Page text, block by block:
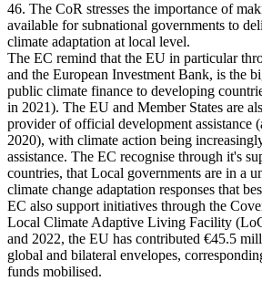
46. The CoR stresses the importance of
available for subnational governments to
climate adaptation at local level.
The EC remind that the EU in particular
and the European Investment Bank, is the
public climate finance to developing
in 2021). The EU and Member States are
provider of official development assistance
2020), with climate action being
assistance. The EC recognise through it's
countries, that Local governments are in a
climate change adaptation responses that
EC also support initiatives through the
Local Climate Adaptive Living Facility
and 2022, the EU has contributed €45.5
global and bilateral envelopes,
funds mobilised.